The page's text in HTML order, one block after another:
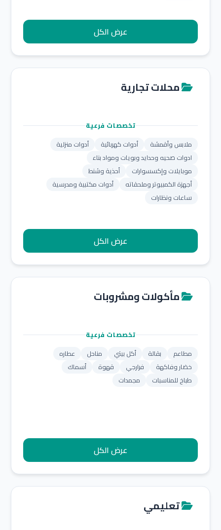
عرض الكل
محلات تجارية
تخصصات فرعية
ملابس وأقمشة
أدوات كهربائية
أدوات منزلية
ادوات صحيه وحدايد وبويات ومواد بناء
موبايلات وإكسسوارات
أحذية وشنط
أجهزة الكمبيوتر وملحقاته
أدوات مكتبية ومدرسية
ساعات ونظارات
عرض الكل
مأكولات ومشروبات
تخصصات فرعية
مطاعم
بقالة أكل بيتي مناحل
عطاره
خضار وفاكهة
فرارجي قهوة
أسماك
طباخ للمناسبات
مجمدات
عرض الكل
تعليمي